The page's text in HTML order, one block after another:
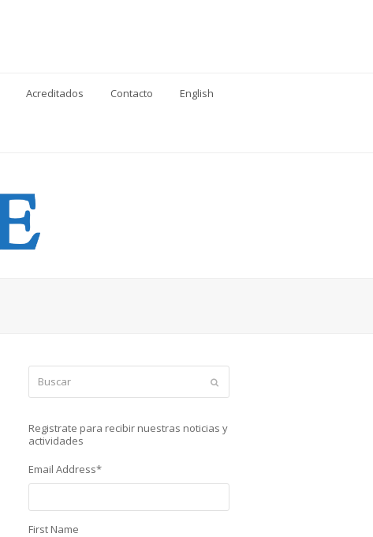
Acreditados Contacto English
Registrate para recibir nuestras noticias y
actividades
Email Address*
First Name